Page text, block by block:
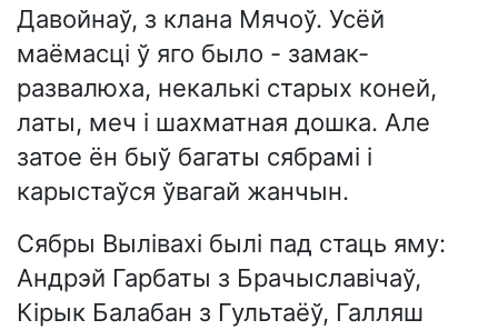
Давойнаў, з клана Мячоў. Усёй
маёмасці ў яго было - замак-
развалюха, некалькі старых коней,
латы, меч і шахматная дошка. Але
затое ён быў багаты сябрамі і
карыстаўся ўвагай жанчын.
Сябры Вылівахі былі пад стаць яму:
Андрэй Гарбаты з Брачыславічаў,
Кірык Балабан з Гультаёў, Галляш